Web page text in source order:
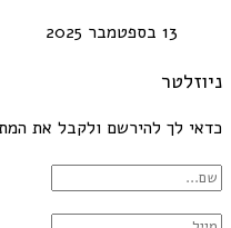
13 בספטמבר 2025
ניוזלטר
כדאי לך להירשם ולקבל את